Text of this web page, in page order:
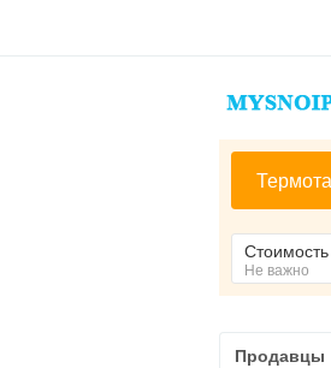
Стоимость
Не важно
Продавцы